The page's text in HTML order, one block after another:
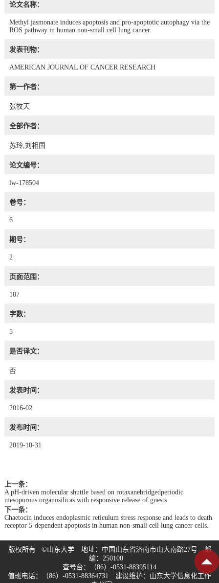
论文名称：
Methyl jasmonate induces apoptosis and pro-apoptotic autophagy via the
ROS pathway in human non-small cell lung cancer.
发表刊物：
AMERICAN JOURNAL OF CANCER RESEARCH
第一作者：
张牧天
全部作者：
苏玲,刘相国
论文编号：
lw-178504
卷号：
6
期号：
2
页面范围：
187
字数：
5
是否译文：
否
发表时间：
2016-02
发布时间：
2019-10-31
上一条：
A pH-driven molecular shuttle based on rotaxanebridgedperiodic
mesoporous organosilicas with responsive release of guests
下一条：
Chaetocin induces endoplasmic reticulum stress response and leads to death
receptor 5-dependent apoptosis in human non-small cell lung cancer cells.
版权所有 ©山东大学 地址：中国山东省济南市山大南路27号 邮
编：250100
查号台：（86）-0531-88395114
值班电话：（86）-0531-88364731 建设维护：山东大学信息化工作